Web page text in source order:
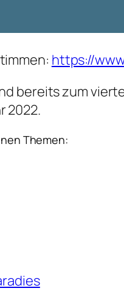
https://
bereits zum
2022.
Themen: